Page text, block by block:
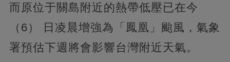
而原位于關島附近的熱帶低壓已在今
（6） 日凌晨增強為「鳳凰」颱風，氣象
署預估下週將會影響台灣附近天氣。